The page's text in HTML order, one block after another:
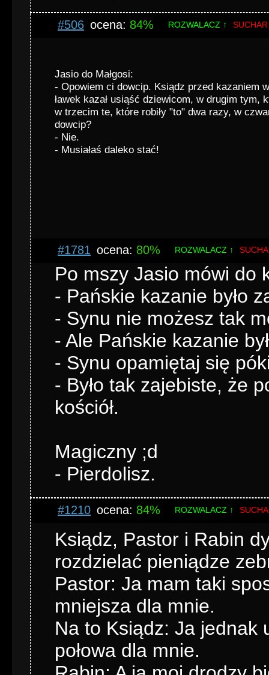
#506 ocena: 84% ROZWALACZ ↑
Jasio do Małgosi:
- Opowiem ci dowcip. Ksiądz przed kazaniem
ławek kazał usiąść dziewicom, w drugim tym,
w trzecim te, które robiły "to" dwa razy, w
dowcip?
- Nie.
- Musiałaś daleko stać!
#1781 ocena: 80% ROZWALACZ ↑
Po mszy Jasio mówi do
- Pańskie kazanie było
- Synu nie możesz tak
- Ale Pańskie kazanie
- Synu opamiętaj się
- Było tak zajebiste, że
kościół.
Magiczny ;d
- Pierdolisz.
#1210 ocena: 84% ROZWALACZ ↑
Ksiądz, Pastor i Rabin
rozdzielać pieniądze
Pastor: Ja mam taki
mniejsza dla mnie.
Na to Ksiądz: Ja jednak
połowa dla mnie.